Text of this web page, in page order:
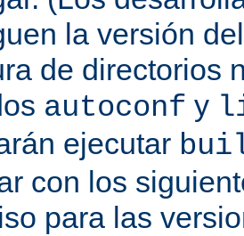
la versión
de directorios
autoconf y
ejecutar
con los
para las